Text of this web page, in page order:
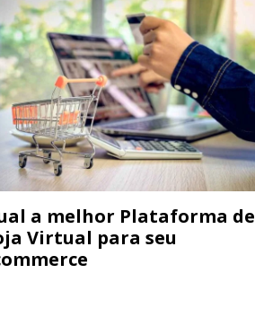
a melhor Plataforma de
Virtual para seu